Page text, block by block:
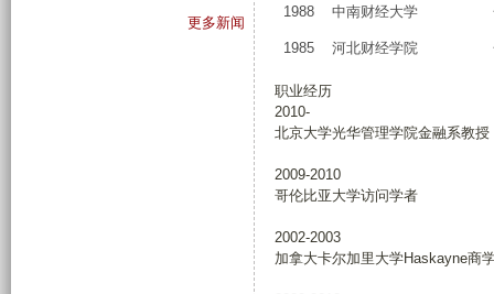
1988 中南财经大学
1985 河北财经学院
职业经历
2010-
北京大学光华管理学院金融系教授
2009-2010
哥伦比亚大学访问学者
2002-2003
加拿大卡尔加里大学Haskayne商
更多新闻